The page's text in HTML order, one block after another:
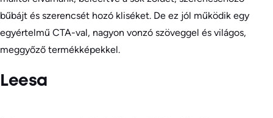
bűbájt és szerencsét hozó kliséket. De ez jól működik egy
egyértelmű CTA-val, nagyon vonzó szöveggel és világos,
meggyőző termékképekkel.
Leesa